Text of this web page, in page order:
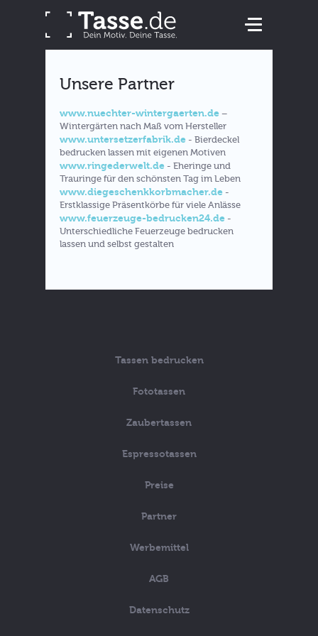
Unsere Partner
www.nuechter-wintergaerten.de –
Wintergärten nach Maß vom Hersteller
www.untersetzerfabrik.de - Bierdeckel
bedrucken lassen mit eigenen Motiven
www.ringederwelt.de - Eheringe und
Trauringe für den schönsten Tag im Leben
www.diegeschenkkorbmacher.de -
Erstklassige Präsentkörbe für viele Anlässe
www.feuerzeuge-bedrucken24.de -
Unterschiedliche Feuerzeuge bedrucken
lassen und selbst gestalten
Tassen bedrucken
Fototassen
Zaubertassen
Espressotassen
Preise
Partner
Werbemittel
AGB
Datenschutz